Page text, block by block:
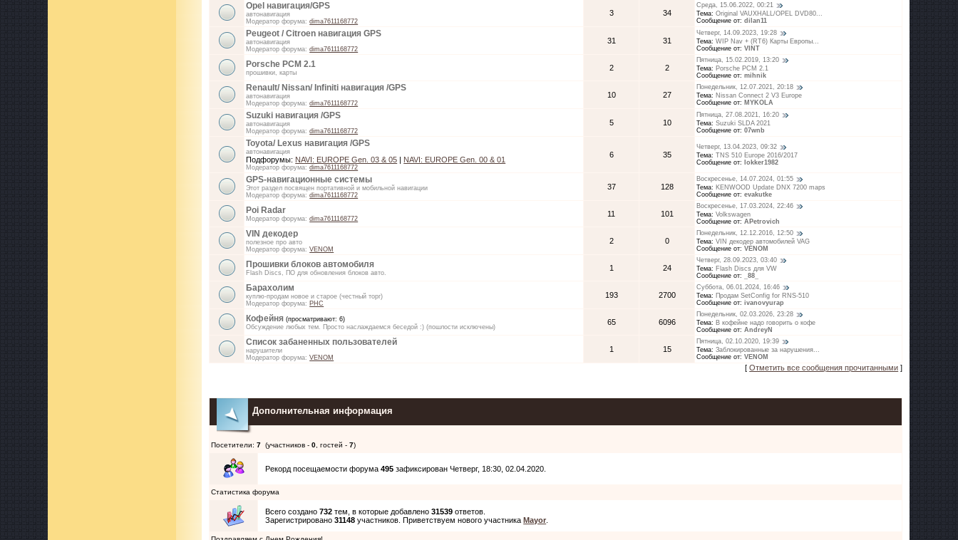
Opel навигация/GPS
автонавигация
Модератор форума:dima7611168772
3 34
Среда, 15.06.2022, 00:21
Тема:Original VAUXHALL/OPEL DVD80...
Сообщение от:dilan11
Peugeot / Citroen навигация GPS
автонавигация
Модератор форума:dima7611168772
31 31
Четверг, 14.09.2023, 19:28
Тема:WIP Nav + (RT6) Карты Европы...
Сообщение от:VINT
Porsche PCM 2.1
прошивки, карты
2 2
Пятница, 15.02.2019, 13:20
Тема: Porsche PCM 2.1
Сообщение от:mihnik
Renault/ Nissan/ Infiniti навигация /GPS
автонавигация
Модератор форума:dima7611168772
10 27
Понедельник, 12.07.2021, 20:18
Тема: Nissan Connect 2 V3 Europe
Сообщение от: MYKOLA
Suzuki навигация /GPS
автонавигация
Модератор форума:dima7611168772
5 10
Пятница, 27.08.2021, 16:20
Тема:Suzuki SLDA 2021
Сообщение от:07wnb
Toyota/ Lexus навигация /GPS
автонавигация
Подфорумы: NAVI: EUROPE Gen. 03 & 05 | NAVI: EUROPE Gen. 00 & 01
Модератор форума:dima7611168772
6 35
Четверг, 13.04.2023, 09:32
Тема:TNS 510 Europe 2016/2017
Сообщение от:
lokker1982
GPS-навигационные системы
Этот раздел посвящен портативной и мобильной навигации
Модератор форума:dima7611168772
37 128
Воскресенье, 14.07.2024, 01:55
Тема: KENWOOD Update DNX 7200 maps
Сообщение от:evakutke
Poi Radar
Модератор форума:dima7611168772
11 101
Воскресенье, 17.03.2024, 22:46
Тема:Volkswagen
Сообщение от:APetrovich
VIN декодер
полезное про авто
Модератор форума:VENOM
2 0
Понедельник, 12.12.2016, 12:50
Тема:VIN декодер автомобилей VAG
Сообщение от:VENOM
Прошивки блоков автомобиля
Flash Discs, ПО для обновления блоков авто.
1 24
Четверг, 28.09.2023, 03:40
Тема: Flash Discs для VW
Сообщение от:
_88_
Барахолим
куплю-продам новое и старое (честный торг)
Модератор форума: PHC
193 2700
Суббота, 06.01.2024, 16:46
Тема: Продам SetConfig for RNS-510
Сообщение от:ivanovyurap
Кофейня (просматривают: 6)
Обсуждение любых тем. Просто наслаждаемся беседой :) (пошлости исключены)
65 6096
Понедельник, 02.03.2026, 23:28
Тема: В кофейне надо говорить о кофе
Сообщение от:AndreyN
Список забаненных пользователей
нарушители
Модератор форума:VENOM
1 15
Пятница, 02.10.2020, 19:39
Тема:Заблокированные за нарушения...
Сообщение от:VENOM
[Отметить все сообщения прочитанными ]
Дополнительная информация
Посетители:7 (участников -0 , гостей -7)
Рекорд посещаемости форума495 зафиксирован Четверг, 18:30, 02.04.2020.
Статистика форума
Всего создано732 тем, в которые добавлено31539 ответов.
Зарегистрировано31148 участников. Приветствуем нового участникаMayor